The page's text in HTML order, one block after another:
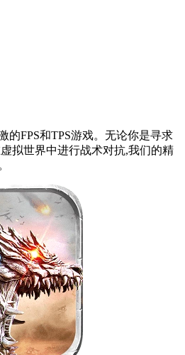
的FPS和TPS游戏。无论你是寻求
拟世界中进行战术对抗,我们的精